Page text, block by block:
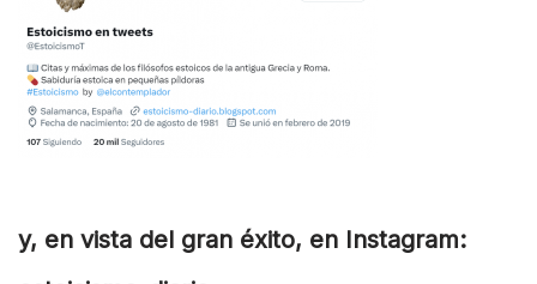
y, en vista del gran éxito, en Instagram: